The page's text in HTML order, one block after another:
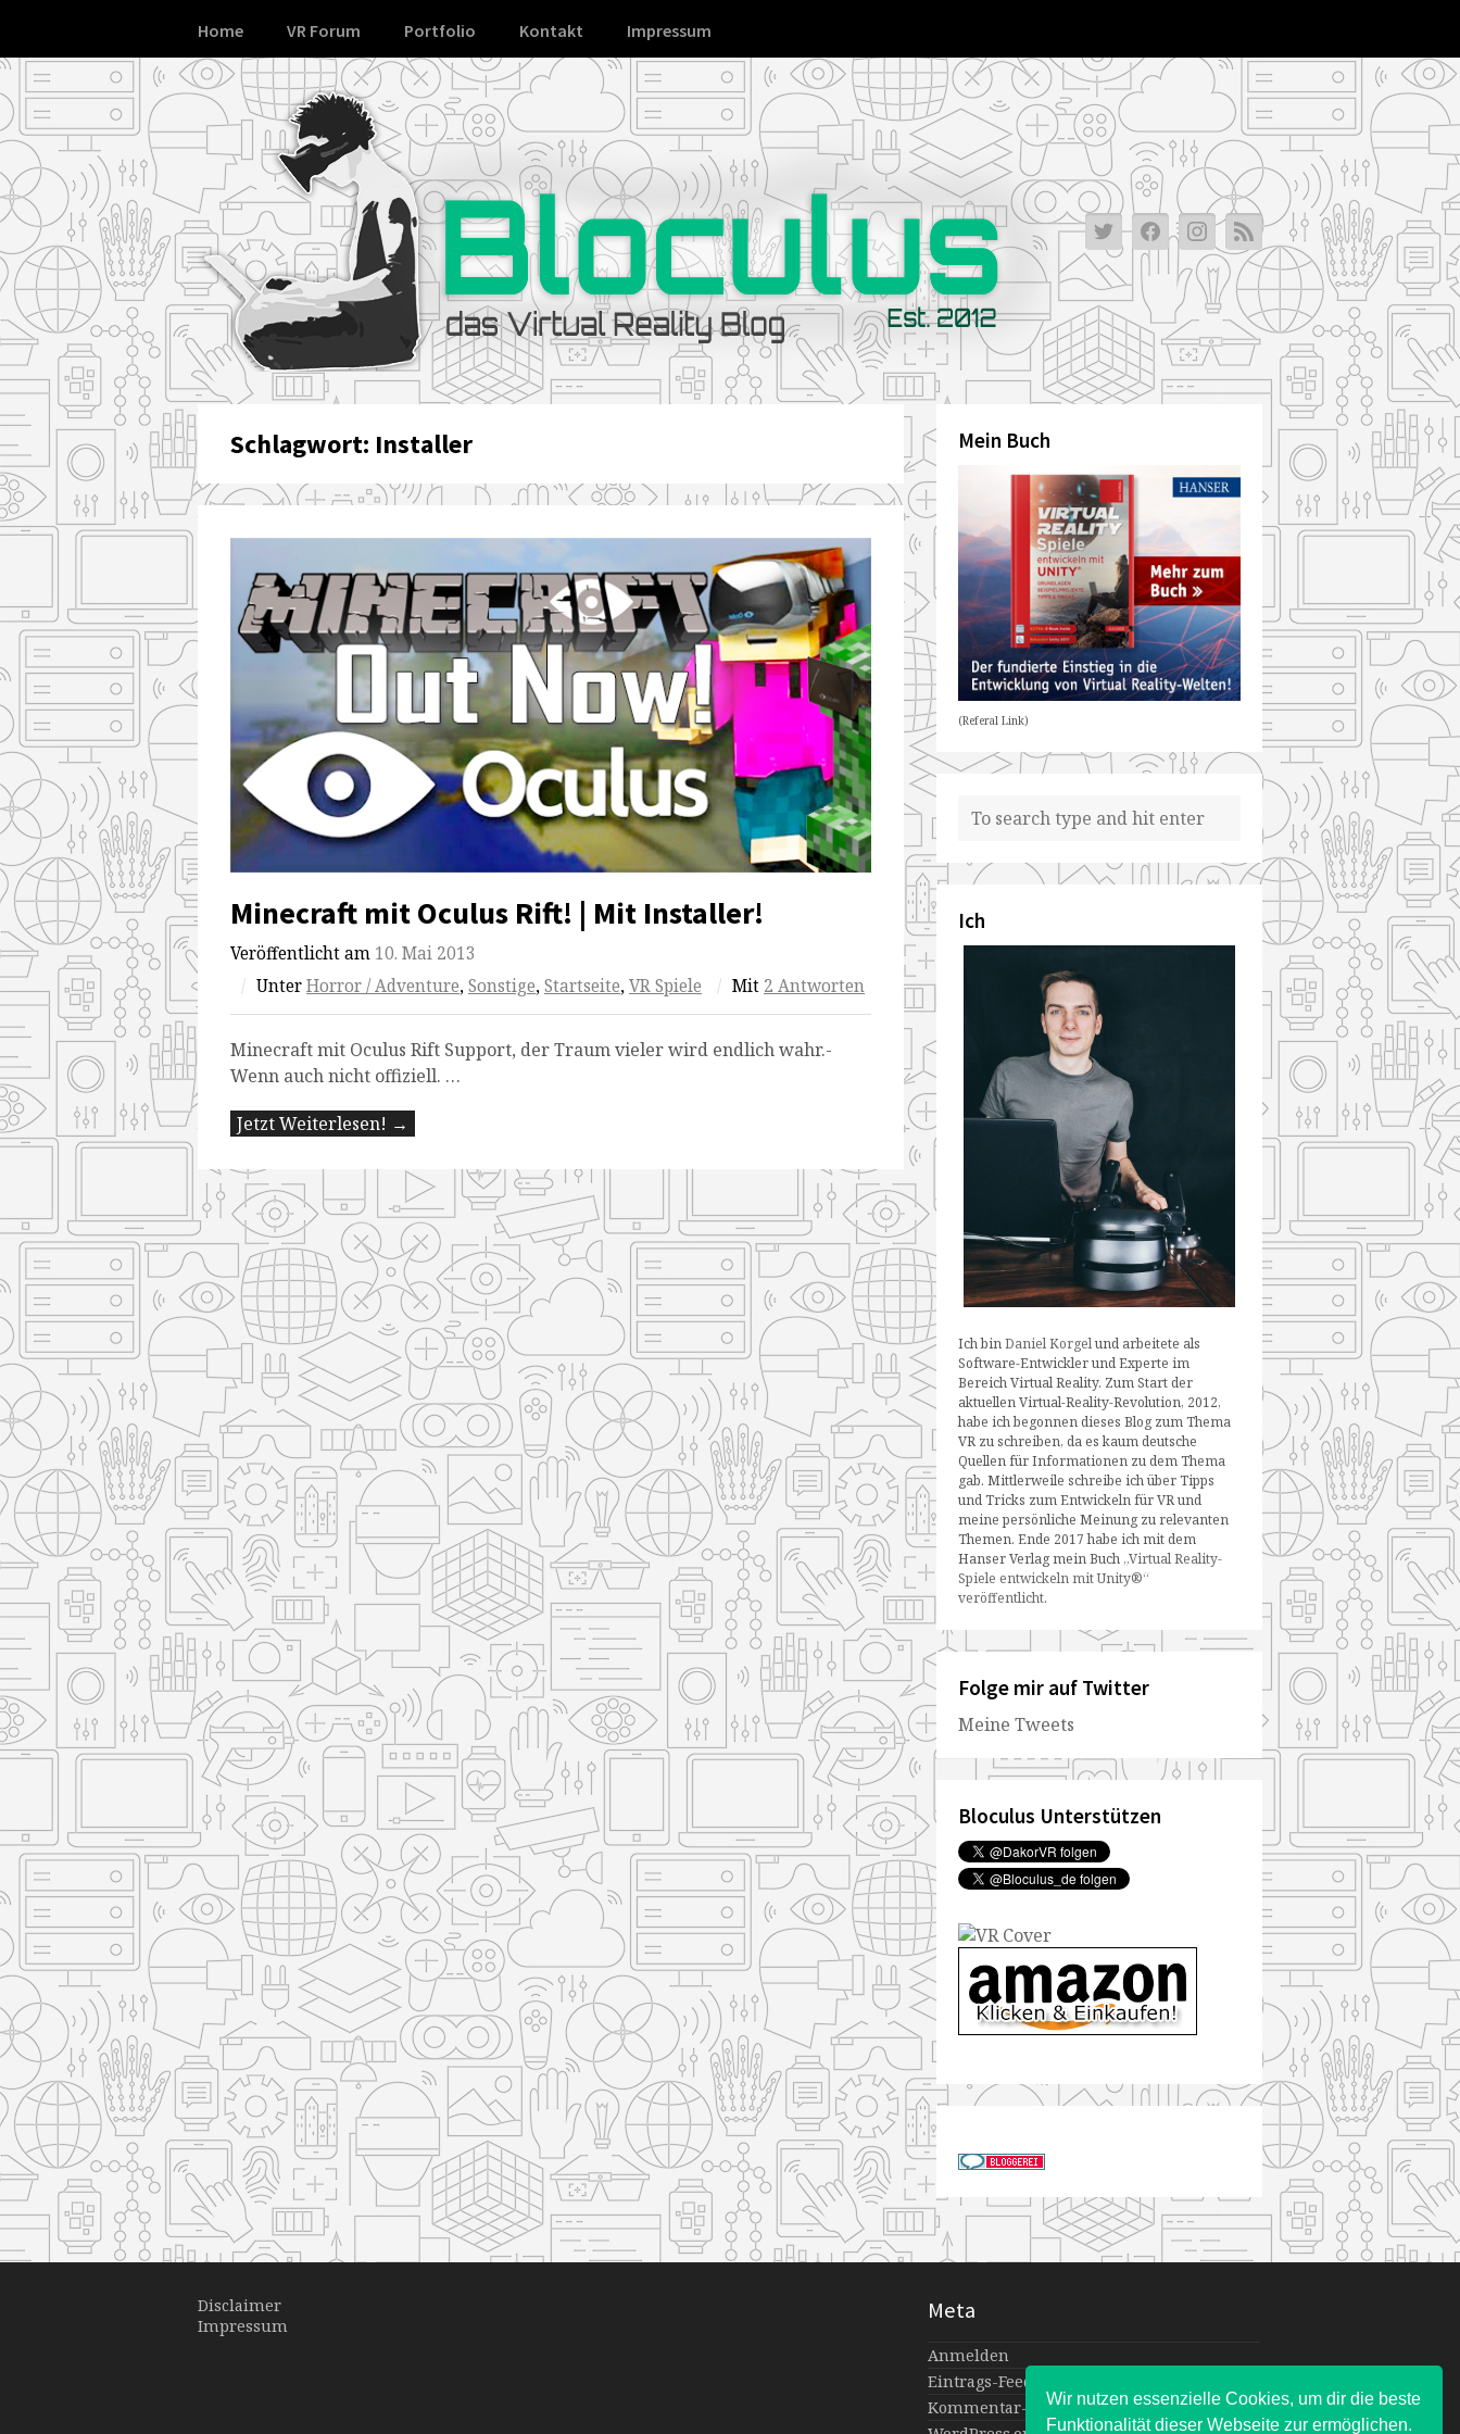
content
Home VR Forum Portfolio Kontakt Impressum
Schlagwort: Installer
Minecraft mit Oculus Rift! | Mit Installer!
Veröffentlicht am 10. Mai 2013
/ UnterHorror / Adventure,Sonstige,Startseite,VR Spiele / Mit 2 Antworten
Minecraft mit Oculus Rift Support, der Traum vieler wird endlich wahr.-
Wenn auch nicht offiziell. …
Jetzt Weiterlesen! →
Mein Buch
(Referal Link)
Ich
Ich binDaniel Korgelund arbeitete als
Software-Entwickler und Experte im
Bereich Virtual Reality. Zum Start der
aktuellen Virtual-Reality-Revolution, 2012,
habe ich begonnen dieses Blog zum Thema
VR zu schreiben, da es kaum deutsche
Quellen für Informationen zu dem Thema
gab. Mittlerweile schreibe ich über Tipps
und Tricks zum Entwickeln für VR und
meine persönliche Meinung zu relevanten
Themen. Ende 2017 habe ich mit dem
Hanser Verlag mein Buch „Virtual Reality-
Spiele entwickeln mit Unity®“
veröffentlicht.
Folge mir auf Twitter
Meine Tweets
Bloculus Unterstützen
Disclaimer
Impressum
Meta
Anmelden
Eintrags-Feed
Kommentar-FeedWir nutzen essenzielle Cookies, um dir die beste
Funktionalität dieser Webseite zur ermöglichen.